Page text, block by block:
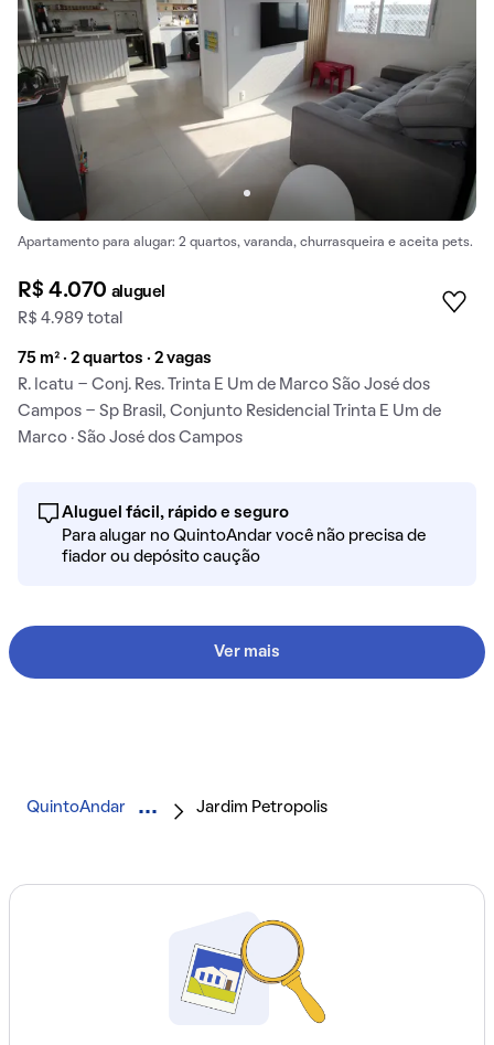
Apartamento para alugar: 2 quartos, varanda, churrasqueira e aceita pets.
R$ 4.070 aluguel
R$ 4.989 total
75 m² · 2 quartos · 2 vagas
R. Icatu - Conj. Res. Trinta E Um de Marco São José dos
Campos - Sp Brasil, Conjunto Residencial Trinta E Um de
Marco · São José dos Campos
Aluguel fácil, rápido e seguro
Para alugar no QuintoAndar você não precisa de
fiador ou depósito caução
Ver mais
QuintoAndar Jardim Petropolis